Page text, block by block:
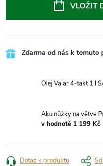
VLOŽIT
Zdarma od nás k tomuto
Olej Valar 4-takt 1 l
Aku nůžky na větve
v hodnotě 1 199 Kč
Dotaz k produktu